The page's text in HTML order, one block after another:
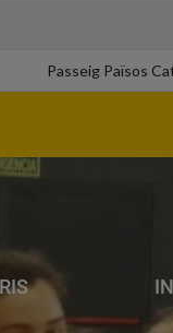
Passeig Països